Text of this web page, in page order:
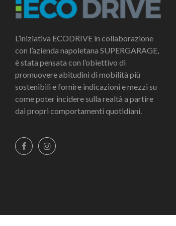
L’iniziativa ECODRIVE in collaborazione
con l’azienda napoletana SUPERGARAGE,
è stata pensata con l’obiettivo di
promuovere abitudini di mobilità più
sostenibili e fornire indicazioni e mezzi su
come poter incidere sulla realtà a partire
dai propri comportamenti quotidiani.